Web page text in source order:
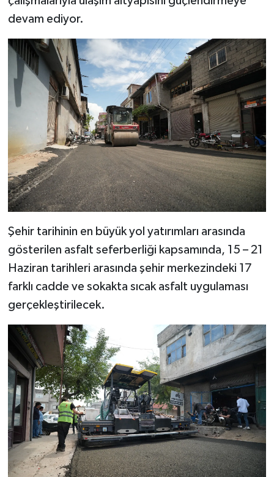
devam ediyor.
Şehir tarihinin en büyük yol yatırımları arasında
gösterilen asfalt seferberliği kapsamında, 15 – 21
Haziran tarihleri arasında şehir merkezindeki 17
farklı cadde ve sokakta sıcak asfalt uygulaması
gerçekleştirilecek.
MEDYA
SEÇİM 2011
ÜÇÜNCÜ SAYFA
BİLİMNET
Yemek
SİVİL TOPLUM
SEÇİM 2014
KİM KİMDİR
ÇEK GÖNDER
KİTAP
HEDEF2020
OTOMOBİL
MİZAH
TARİH
Genel